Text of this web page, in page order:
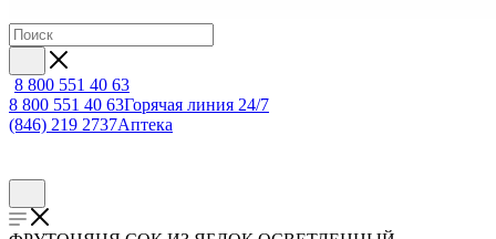
8 800 551 40 63
8 800 551 40 63Горячая линия 24/7
(846) 219 2737Аптека